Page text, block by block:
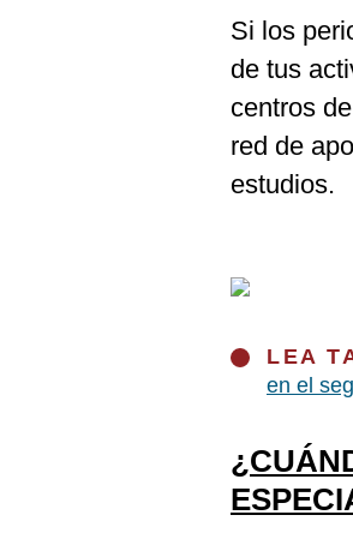
Si los
de tus
centros
red de
estudios.
LEA
en el